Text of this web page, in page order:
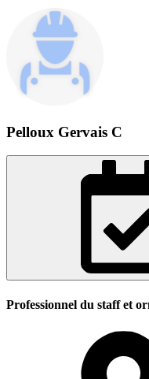
Pelloux Gervais C
Professionnel du staff et